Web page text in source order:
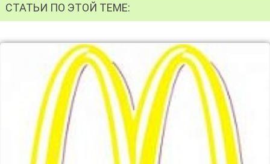
СТАТЬИ ПО ЭТОЙ ТЕМЕ: